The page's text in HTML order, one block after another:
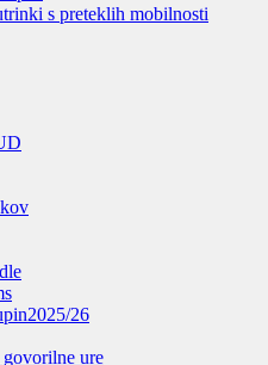
s preteklih mobilnosti
2025/26
ure